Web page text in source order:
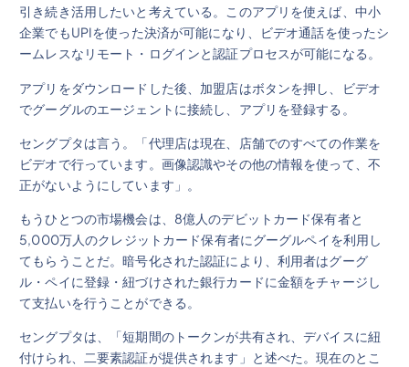
引き続き活用したいと考えている。このアプリを使えば、中小
企業でもUPIを使った決済が可能になり、ビデオ通話を使ったシ
ームレスなリモート・ログインと認証プロセスが可能になる。
アプリをダウンロードした後、加盟店はボタンを押し、ビデオ
でグーグルのエージェントに接続し、アプリを登録する。
セングプタは言う。「代理店は現在、店舗でのすべての作業を
ビデオで行っています。画像認識やその他の情報を使って、不
正がないようにしています」。
もうひとつの市場機会は、8億人のデビットカード保有者と
5,000万人のクレジットカード保有者にグーグルペイを利用し
てもらうことだ。暗号化された認証により、利用者はグーグ
ル・ペイに登録・紐づけされた銀行カードに金額をチャージし
て支払いを行うことができる。
セングプタは、「短期間のトークンが共有され、デバイスに紐
付けられ、二要素認証が提供されます」と述べた。現在のとこ